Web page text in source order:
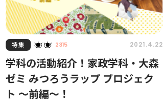
特集 2315 2021.4.22
学科の活動紹介！家政学科・大森
ゼミ みつろうラップ プロジェク
ト 〜前編〜！